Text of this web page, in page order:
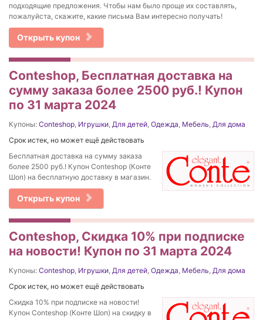
подходящие предложения. Чтобы нам было проще их составлять,
пожалуйста, скажите, какие письма Вам интересно получать!
Открыть купон
Conteshop, Бесплатная доставка на
сумму заказа более 2500 руб.! Купон
по 31 марта 2024
Купоны: Conteshop Игрушки Для детей Одежда Мебель Для дома
Срок истек, но может ещё действовать
Бесплатная доставка на сумму заказа
более 2500 руб.! Купон Conteshop (Конте
Шоп) на бесплатную доставку в магазин.
Открыть купон
Conteshop, Скидка 10% при подписке
на новости! Купон по 31 марта 2024
Купоны: Conteshop Игрушки Для детей Одежда Мебель Для дома
Срок истек, но может ещё действовать
Скидка 10% при подписке на новости!
Купон Conteshop (Конте Шоп) на скидку в